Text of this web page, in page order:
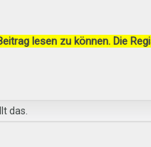
lesen zu können. Die
das.